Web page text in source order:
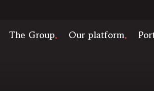
The Group Our platform